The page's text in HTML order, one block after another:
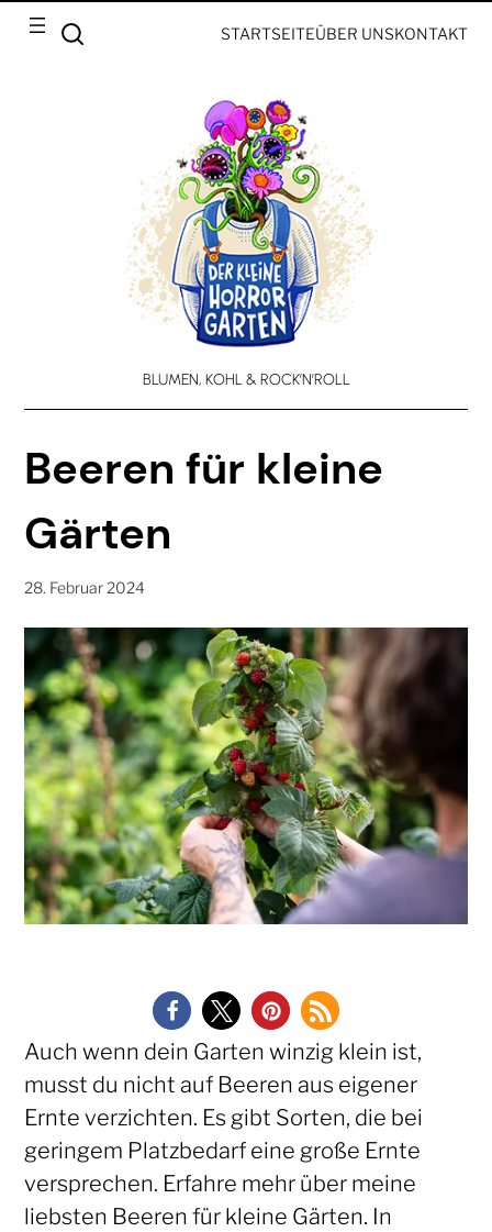
STARTSEITEÜBER UNSKONTAKT
BLUMEN, KOHL & ROCK’N’ROLL
Beeren für kleine
Gärten
28. Februar 2024
Auch wenn dein Garten winzig klein ist,
musst du nicht auf Beeren aus eigener
Ernte verzichten. Es gibt Sorten, die bei
geringem Platzbedarf eine große Ernte
versprechen. Erfahre mehr über meine
liebsten Beeren für kleine Gärten. In